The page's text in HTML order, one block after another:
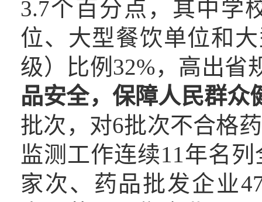
3.7个百分点，其中学
位、大型餐饮单位和
级）比例32%，高出省
品安全，保障人民群众
批次，对6批次不合格
监测工作连续11年名
家次、药品批发企业